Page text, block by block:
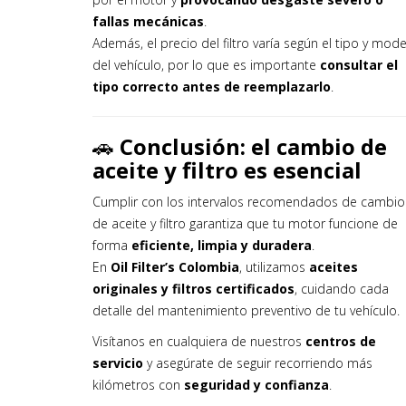
fallas mecánicas.
Además, el precio del filtro varía según el tipo y
del vehículo, por lo que es importante consultar el
tipo correcto antes de reemplazarlo.
🚗 Conclusión: el cambio de
aceite y filtro es esencial
Cumplir con los intervalos recomendados de cambio
de aceite y filtro garantiza que tu motor funcione de
forma eficiente, limpia y duradera.
En Oil Filter’s Colombia, utilizamos aceites
originales y filtros certificados, cuidando cada
detalle del mantenimiento preventivo de tu vehículo.
Visítanos en cualquiera de nuestros centros de
servicio y asegúrate de seguir recorriendo más
kilómetros con seguridad y confianza.